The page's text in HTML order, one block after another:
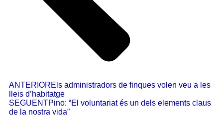
ANTERIOREls administradors de finques volen veu a les
lleis d’habitatge
SEGUENTPino: “El voluntariat és un dels elements claus
de la nostra vida”